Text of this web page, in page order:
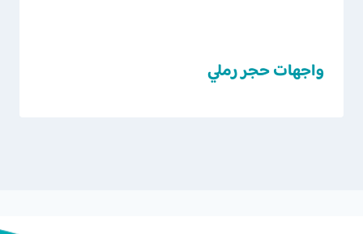
واجهات حجر رملي